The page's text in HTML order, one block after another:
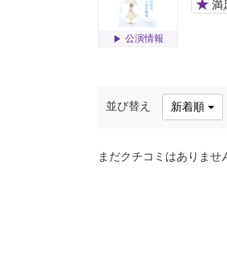
公演情報
★ 満
並び替え 新着順
まだクチコミはありませ